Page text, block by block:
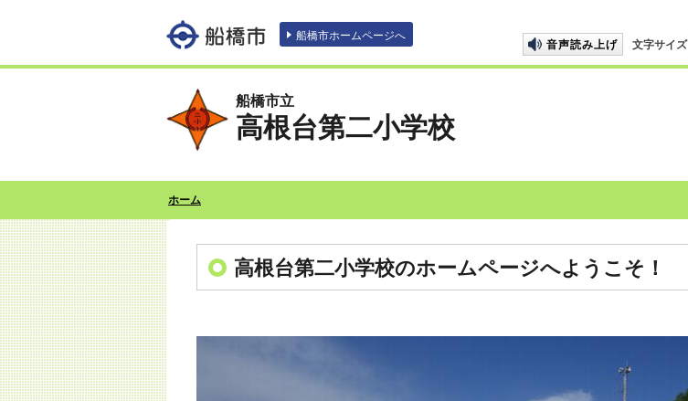
船橋市ホームページへ
音声読み上げ 文字サイズ
船橋市立
高根台第二小学校
ホーム
高根台第二小学校のホームページへようこそ！